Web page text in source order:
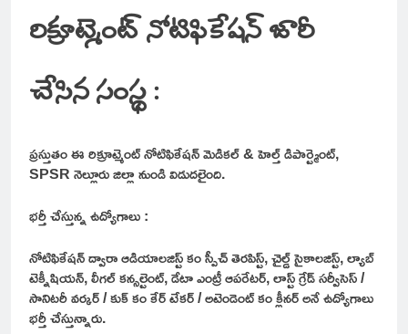
రిక్రూట్మెంట్ నోటిఫికేషన్ జారీ
చేసిన సంస్థ :
ప్రస్తుతం ఈ రిక్రూట్మెంట్ నోటిఫికేషన్ మెడికల్ & హెల్త్ డిపార్ట్మెంట్,
SPSR నెల్లూరు జిల్లా నుండి విడుదలైంది.
భర్తీ చేస్తున్న ఉద్యోగాలు :
నోటిఫికేషన్ ద్వారా ఆడియాలజిస్ట్ కం స్పీచ్ తెరపిస్ట్, చైల్డ్ సైకాలజిస్ట్, ల్యాబ్
టెక్నీషియన్, లీగల్ కన్సల్టెంట్, డేటా ఎంట్రీ ఆపరేటర్, లాస్ట్ గ్రేడ్ సర్వీసెస్ /
సానిటరీ వర్కర్ / కుక్ కం కేర్ టేకర్ / అటెండెంట్ కం క్లీనర్ అనే ఉద్యోగాలు
భర్తీ చేస్తున్నారు.